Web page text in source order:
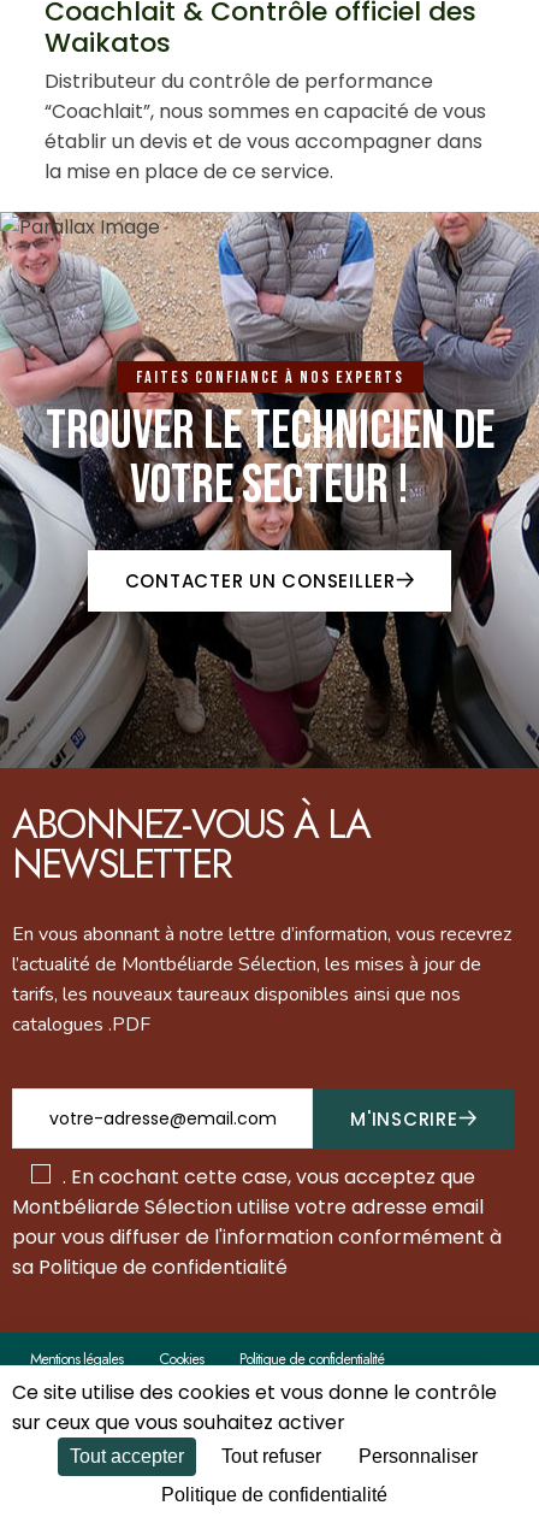
Coachlait & Contrôle officiel des
Waikatos
Distributeur du contrôle de performance
“Coachlait”, nous sommes en capacité de vous
établir un devis et de vous accompagner dans
la mise en place de ce service.
Faites confiance à nos experts
TROUVER LE TECHNICIEN DE
VOTRE SECTEUR !
CONTACTER UN CONSEILLER
ABONNEZ-VOUS À LA
NEWSLETTER
En vous abonnant à notre lettre d’information, vous recevrez
l’actualité de Montbéliarde Sélection, les mises à jour de
tarifs, les nouveaux taureaux disponibles ainsi que nos
catalogues .PDF
M'INSCRIRE
. En cochant cette case, vous acceptez que
Montbéliarde Sélection utilise votre adresse email
pour vous diffuser de l'information conformément à
sa Politique de confidentialité
Copyright ©Montbéliarde Sélection. Tous droits réservés.
Mentions légales Cookies Politique de confidentialité
Ce site utilise des cookies et vous donne le contrôle
sur ceux que vous souhaitez activer
Tout accepter Tout refuser
Personnaliser
Politique de confidentialité